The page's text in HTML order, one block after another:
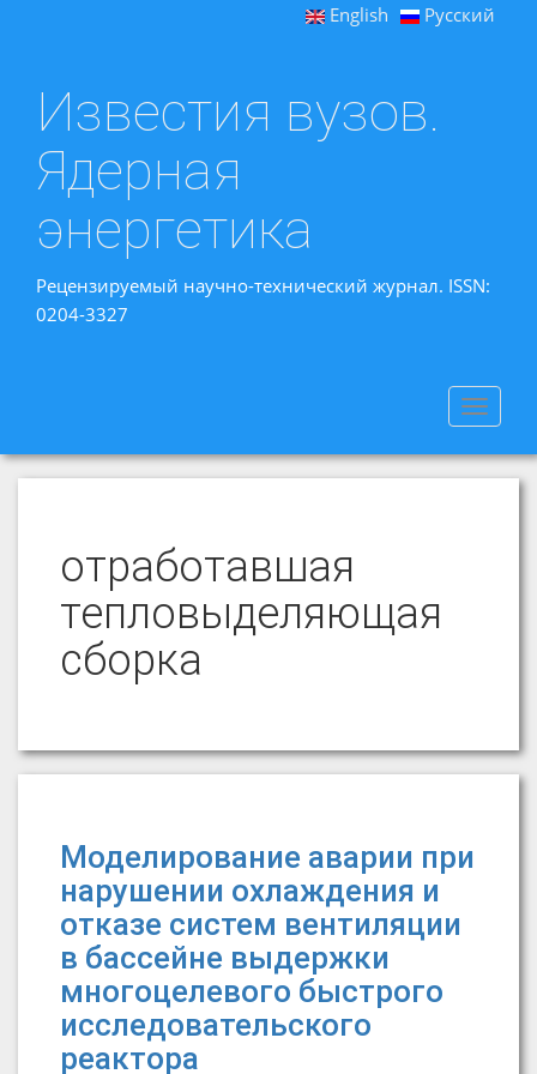
English Русский
Известия вузов.
Ядерная
энергетика
Рецензируемый научно-технический журнал. ISSN:
0204-3327
Toggle
отработавшая
тепловыделяющая
сборка
Моделирование аварии при
нарушении охлаждения и
отказе систем вентиляции
в бассейне выдержки
многоцелевого быстрого
исследовательского
реактора